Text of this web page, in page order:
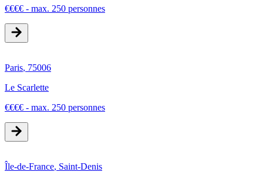
€€€€ - max. 250 personnes
Paris, 75006
Le Scarlette
€€€€ - max. 250 personnes
Île-de-France, Saint-Denis